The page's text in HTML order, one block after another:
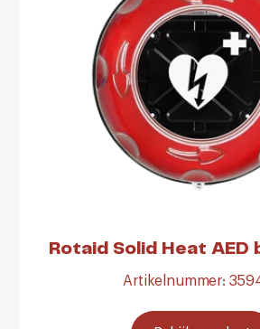
Rotaid Solid Heat
Artikelnummer: